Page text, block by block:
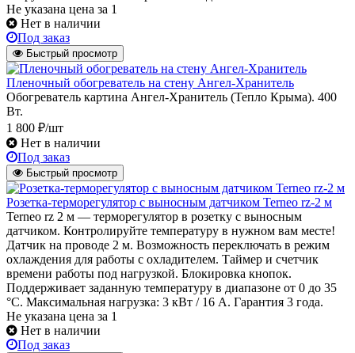
Не указана цена за 1
Нет в наличии
Под заказ
Быстрый просмотр
Пленочный обогреватель на стену Ангел-Хранитель
Обогреватель картина Ангел-Хранитель (Тепло Крыма). 400
Вт.
1 800 ₽/шт
Нет в наличии
Под заказ
Быстрый просмотр
Розетка-терморегулятор с выносным датчиком Terneo rz-2 м
Terneo rz 2 м — терморегулятор в розетку с выносным
датчиком. Контролируйте температуру в нужном вам месте!
Датчик на проводе 2 м. Возможность переключать в режим
охлаждения для работы с охладителем. Таймер и счетчик
времени работы под нагрузкой. Блокировка кнопок.
Поддерживает заданную температуру в диапазоне от 0 до 35
°С. Максимальная нагрузка: 3 кВт / 16 А. Гарантия 3 года.
Не указана цена за 1
Нет в наличии
Под заказ